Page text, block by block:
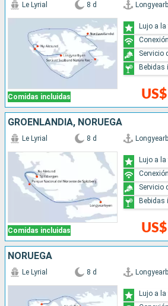
Comidas incluidas
Le Lyrial 8 d
Lujo a
Servicio
Bebidas
GROENLANDIA, NORUEGA
Comidas incluidas
Le Lyrial 8 d
Lujo a
Servicio
Bebidas
NORUEGA
Le Lyrial 8 d
Lujo a